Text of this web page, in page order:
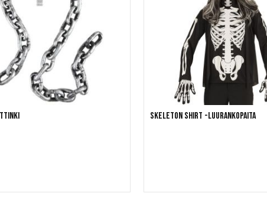
Skeleton shirt -luurankopaita